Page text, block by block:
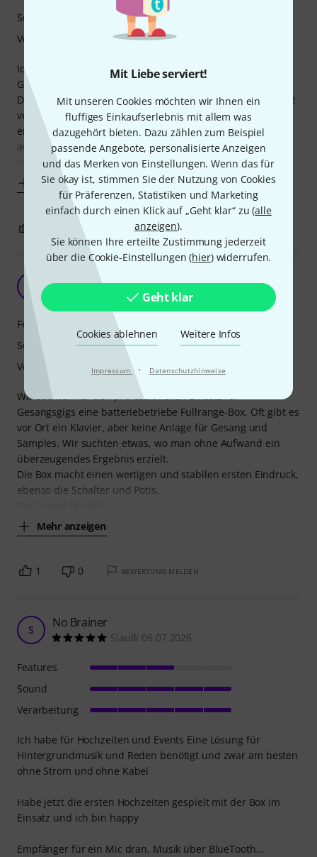
Mit Liebe serviert!
Mit unseren Cookies möchten wir Ihnen ein
fluffiges Einkaufserlebnis mit allem was
dazugehört bieten. Dazu zählen zum Beispiel
passende Angebote, personalisierte Anzeigen
und das Merken von Einstellungen. Wenn das für
Sie okay ist, stimmen Sie der Nutzung von Cookies
für Präferenzen, Statistiken und Marketing
einfach durch einen Klick auf „Geht klar“ zu (alle
anzeigen).
Sie können Ihre erteilte Zustimmung jederzeit
über die Cookie-Einstellungen (hier) widerrufen.
Geht klar
Cookies ablehnen Weitere Infos
Impressum · Datenschutzhinweise
Ich suche eine kleine Übungsbox bei € 300,- für zuhause;
Gesang, Gitarre und E-Piano, evtl. auch Playbacks.
Das Gerät kommt, wie bei Thomann üblich, schnell und gut
verpackt geliefert. Beim Auspacken scheint mir die Box
erstaunlich leicht, trotz Akku und 12" Treiber. Sie sieht gut
aus und fasst sich fertig an. Auf der Rückseite gibt es nur
ein paar Knöpfe, die
Mehr anzeigen
Sound
Verarbeitung
1 BEWERTUNG MELDEN
Sehr gutes Teil fürs Geld!
Bloomsday64 16.01.2026
Wir suchten für den professionellen Einsatz für
Gesangsgigs eine batteriebetriebe Fullrange-Box. Oft gibt es
vor Ort ein Klavier, aber keine Anlage für Gesang und
Samples. Wir suchten etwas, wo man ohne Aufwand ein
überzeugendes Ergebnis erzielt.
Die Box macht einen wertigen und stabilen ersten Eindruck,
ebenso die Schalter und Potis.
Mehr anzeigen
Features
Sound
Verarbeitung
1 0 BEWERTUNG MELDEN
S No Brainer
Slaufk 06.07.2026
Ich habe für Hochzeiten und Events Eine Lösung für
Hintergrundmusik und Reden benötigt und zwar am besten
ohne Strom und ohne Kabel
Habe jetzt die ersten Hochzeiten gespielt mit der Box im
Einsatz und ich bin happy
Empfänger für ein Mic dran, Musik über BlueTooth...
Features
Sound
Verarbeitung